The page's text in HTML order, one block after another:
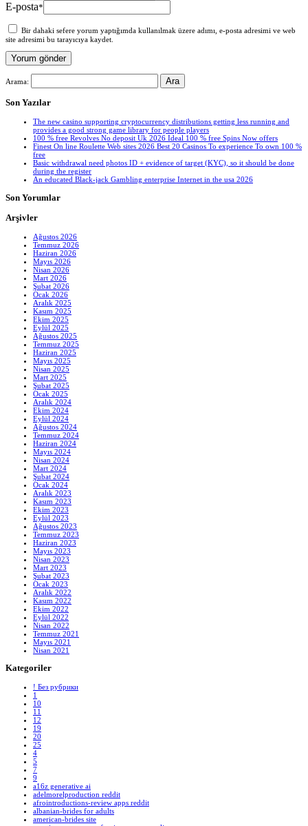
E-posta*
Bir dahaki sefere yorum yaptığımda kullanılmak üzere adımı, e-posta adresimi ve web
site adresimi bu tarayıcıya kaydet.
Arama:
Son Yazılar
The new casino supporting cryptocurrency distributions getting less running and
provides a good strong game library for people players
100 % free Revolves No deposit Uk 2026 Ideal 100 % free Spins Now offers
Finest On line Roulette Web sites 2026 Best 20 Casinos To experience To own 100 %
free
Basic withdrawal need photos ID + evidence of target (KYC), so it should be done
during the register
An educated Black-jack Gambling enterprise Internet in the usa 2026
Son Yorumlar
Arşivler
Ağustos 2026
Temmuz 2026
Haziran 2026
Mayıs 2026
Nisan 2026
Mart 2026
Şubat 2026
Ocak 2026
Aralık 2025
Kasım 2025
Ekim 2025
Eylül 2025
Ağustos 2025
Temmuz 2025
Haziran 2025
Mayıs 2025
Nisan 2025
Mart 2025
Şubat 2025
Ocak 2025
Aralık 2024
Ekim 2024
Eylül 2024
Ağustos 2024
Temmuz 2024
Haziran 2024
Mayıs 2024
Nisan 2024
Mart 2024
Şubat 2024
Ocak 2024
Aralık 2023
Kasım 2023
Ekim 2023
Eylül 2023
Ağustos 2023
Temmuz 2023
Haziran 2023
Mayıs 2023
Nisan 2023
Mart 2023
Şubat 2023
Ocak 2023
Aralık 2022
Kasım 2022
Ekim 2022
Eylül 2022
Nisan 2022
Temmuz 2021
Mayıs 2021
Nisan 2021
Kategoriler
! Без рубрики
1
10
11
12
19
20
25
4
5
7
9
a16z generative ai
adelmorelproduction reddit
afrointroductions-review apps reddit
albanian-brides for adults
american-brides site